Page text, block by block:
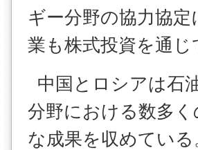
ギー分野の協力協
業も株式投資を通
中国とロシアは石
分野における数多
な成果を収めてい